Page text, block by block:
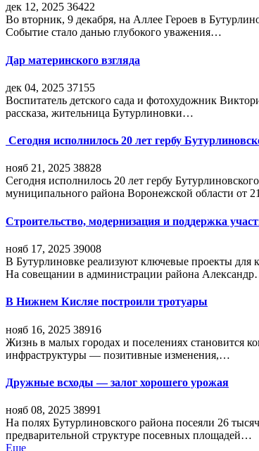
дек 12, 2025 36422
Во вторник, 9 декабря, на Аллее Героев в
Событие стало данью глубокого уважения…
Дар материнского взгляда
дек 04, 2025 37155
Воспитатель детского сада и фотохудожник
рассказа, жительница Бутурлиновки…
Сегодня исполнилось 20 лет гербу
нояб 21, 2025 38828
Сегодня исполнилось 20 лет гербу
муниципального района Воронежской области от
Строительство, модернизация и поддержка
нояб 17, 2025 39008
В Бутурлиновке реализуют ключевые проекты для
На совещании в администрации района
В Нижнем Кисляе построили тротуары
нояб 16, 2025 38916
Жизнь в малых городах и поселениях становится
инфраструктуры — позитивные изменения,…
Дружные всходы — залог хорошего урожая
нояб 08, 2025 38991
На полях Бутурлиновского района посеяли 26
предварительной структуре посевных площадей…
Еще